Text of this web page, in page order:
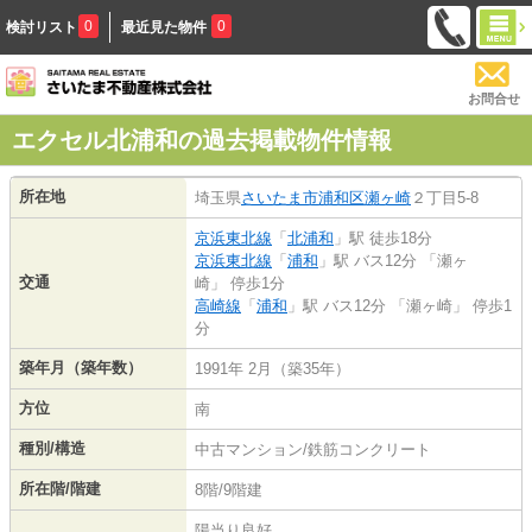
検討リスト 0 最近見た物件 0
お問合せ
エクセル北浦和の過去掲載物件情報
所在地 埼玉県さいたま市浦和区瀬ヶ崎 ２丁目5-8
交通
京浜東北線 「 北浦和 」駅 徒歩18分
京浜東北線 「 浦和 」駅 バス12分 「瀬ヶ
崎」 停歩1分
高崎線 「 浦和 」駅 バス12分 「瀬ヶ崎」 停歩1
分
築年月（築年数） 1991年 2月（築35年）
方位 南
種別/構造 中古マンション/鉄筋コンクリート
所在階/階建 8階/9階建